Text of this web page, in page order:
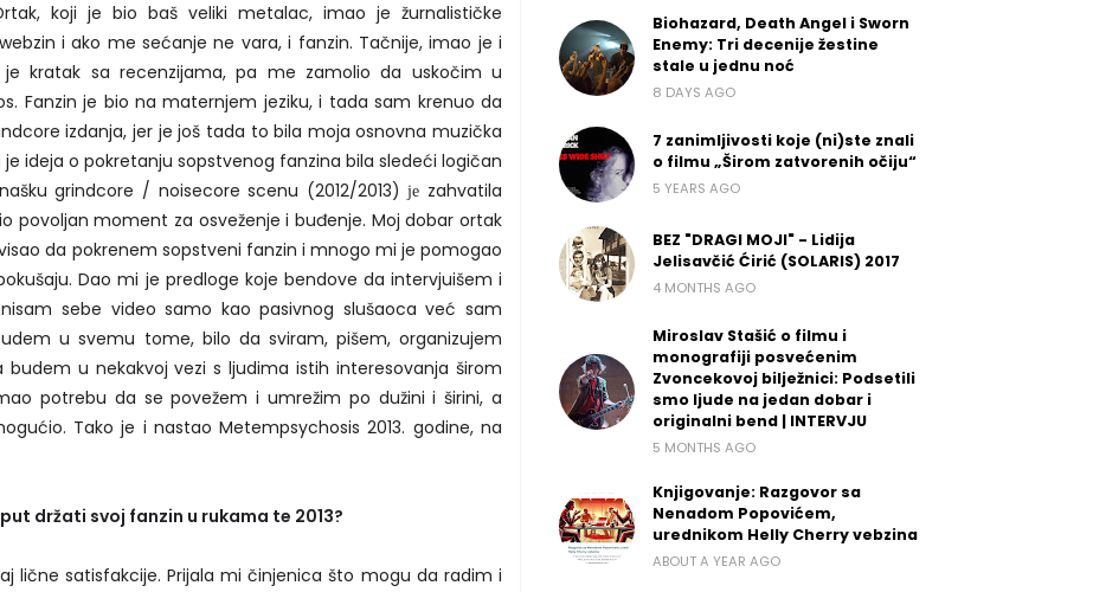
koji je bio baš veliki metalac, imao je žurnalističke
i ako me sećanje ne vara, i fanzin. Tačnije, imao je i
kratak sa recenzijama, pa me zamolio da uskočim u
Fanzin je bio na maternjem jeziku, i tada sam krenuo da
izdanja, jer je još tada to bila moja osnovna muzička
ideja o pokretanju sopstvenog fanzina bila sledeći logičan
grindcore / noisecore scenu (2012/2013) је zahvatila
povoljan moment za osveženje i buđenje. Moj dobar ortak
da pokrenem sopstveni fanzin i mnogo mi je pomogao
Dao mi je predloge koje bendove da intervjuišem i
sebe video samo kao pasivnog slušaoca već sam
u svemu tome, bilo da sviram, pišem, organizujem
budem u nekakvoj vezi s ljudima istih interesovanja širom
potrebu da se povežem i umrežim po dužini i širini, a
Tako je i nastao Metempsychosis 2013. godine, na
držati svoj fanzin u rukama te 2013?
lične satisfakcije. Prijala mi činjenica što mogu da radim i
Biohazard, Death Angel i Sworn
Enemy: Tri decenije žestine
stale u jednu noć
8 DAYS AGO
7 zanimljivosti koje (ni)ste znali
o filmu „Širom zatvorenih očiju“
5 YEARS AGO
BEZ "DRAGI MOJI" - Lidija
Jelisavčić Ćirić (SOLARIS) 2017
4 MONTHS AGO
Miroslav Stašić o filmu i
monografiji posvećenim
Zvoncekovoj bilježnici: Podsetili
smo ljude na jedan dobar i
originalni bend | INTERVJU
5 MONTHS AGO
Knjigovanje: Razgovor sa
Nenadom Popovićem,
urednikom Helly Cherry vebzina
ABOUT A YEAR AGO